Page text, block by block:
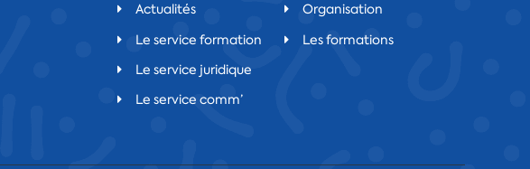
Actualités
Le service formation
Le service juridique
Le service comm’
Organisation
Les formations